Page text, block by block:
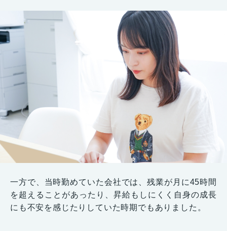
一方で、当時勤めていた会社では、残業が月に45時間
を超えることがあったり、昇給もしにくく自身の成長
にも不安を感じたりしていた時期でもありました。